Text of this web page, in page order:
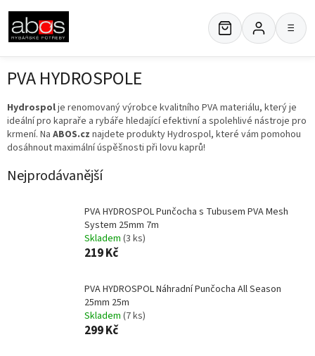
obsah
≡
PVA HYDROSPOLE
Hydrospolje renomovaný výrobce kvalitního PVA materiálu, který je
ideální pro kapraře a rybáře hledající efektivní a spolehlivé nástroje pro
krmení. Na ABOS.cz najdete produkty Hydrospol, které vám pomohou
dosáhnout maximální úspěšnosti při lovu kaprů!
Nejprodávanější
PVA HYDROSPOL Punčocha s Tubusem PVA Mesh
System 25mm 7m
Skladem (3 ks)
219 Kč
PVA HYDROSPOL Náhradní Punčocha All Season
25mm 25m
Skladem (7 ks)
299 Kč